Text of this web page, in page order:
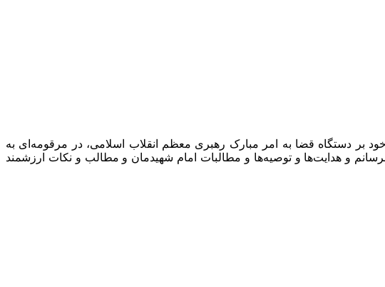
بر دستگاه قضا به امر مبارک رهبری معظم انقلاب اسلامی، در مرقومه‌ای به
و هدایت‌ها و توصیه‌ها و مطالبات امام شهیدمان و مطالب و نکات ارزشمند